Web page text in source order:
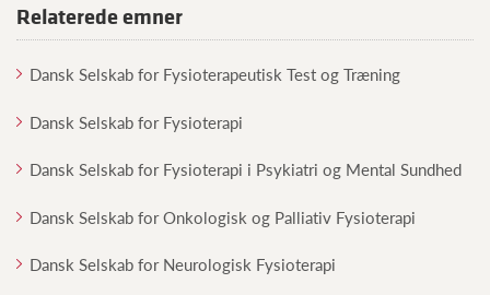
Relaterede emner
Dansk Selskab for Fysioterapeutisk Test og Træning
Dansk Selskab for Fysioterapi
Dansk Selskab for Fysioterapi i Psykiatri og Mental Sundhed
Dansk Selskab for Onkologisk og Palliativ Fysioterapi
Dansk Selskab for Neurologisk Fysioterapi